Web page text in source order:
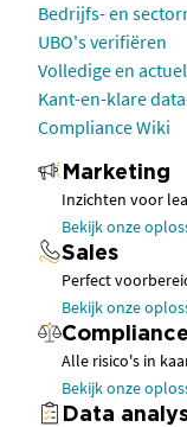
Bedrijfs- en
UBO's verifiëren
Volledige en
Kant-en-klare
Compliance Wiki
Marketing
Inzichten voor
Bekijk onze
Sales
Perfect
Bekijk onze
Compliance
Alle risico's in
Bekijk onze
Data